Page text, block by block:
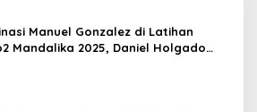
Manuel Gonzalez di Latihan
Mandalika 2025, Daniel Holgado